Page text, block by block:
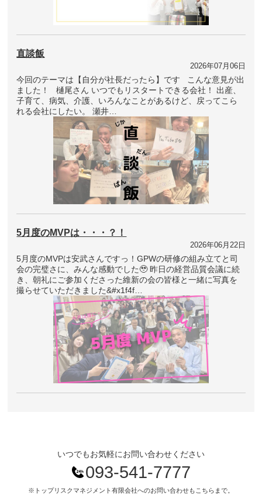
直談飯
2026年07月06日
今回のテーマは【自分が社長だったら】です こんな意見が出
ました！ 樋尾さん いつでもリスタートできる会社！ 出産、
子育て、病気、介護、いろんなことがあるけど、戻ってこら
れる会社にしたい。 瀬井…
5月度のMVPは・・・？！
2026年06月22日
5月度のMVPは安武さんですっ！GPWの研修の組み立てと司
会の完璧さに、みんな感動でした🥹 昨日の経営品質会議に続
き、朝礼にご参加くださった維新の会の皆様と一緒に写真を
撮らせていただきました&#x1f4f…
いつでもお気軽にお問い合わせください
093-541-7777
※トップリスクマネジメント有限会社へのお問い合わせもこちらまで。